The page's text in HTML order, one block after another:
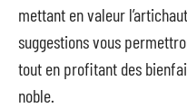
mettant en valeur
suggestions vous
tout en profitant des
noble.